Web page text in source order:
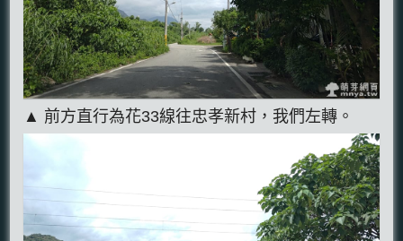
▲ 前方直行為花33線往忠孝新村，我們左轉。